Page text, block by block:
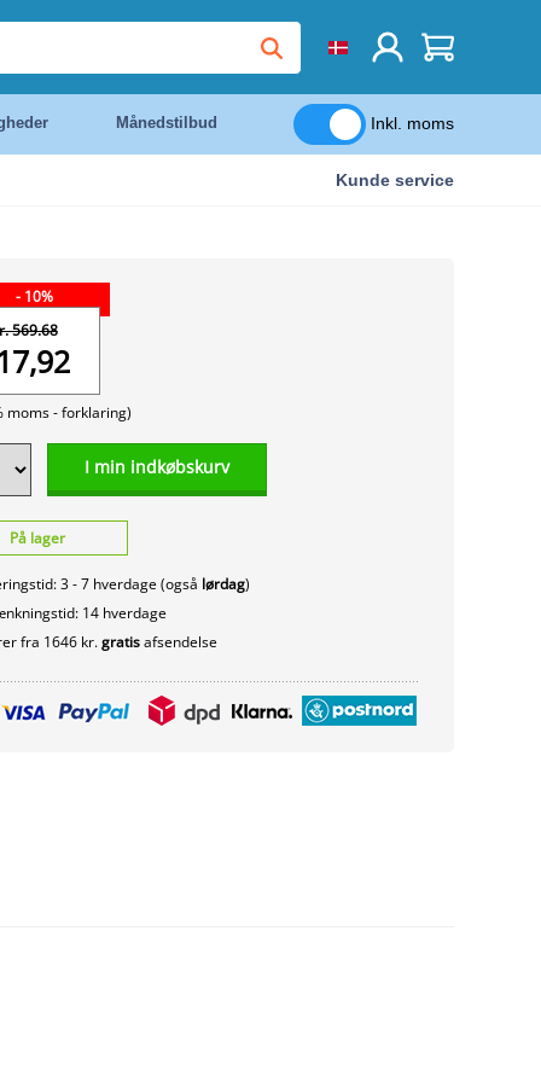
Månedstilbud Inkl. moms
Kunde service
- 10%
569.68
moms -forklaring)
I min indkøbskurv
På lager
3 - 7 hverdage (også lørdag)
14 hverdage
fra 1646 kr.gratisafsendelse